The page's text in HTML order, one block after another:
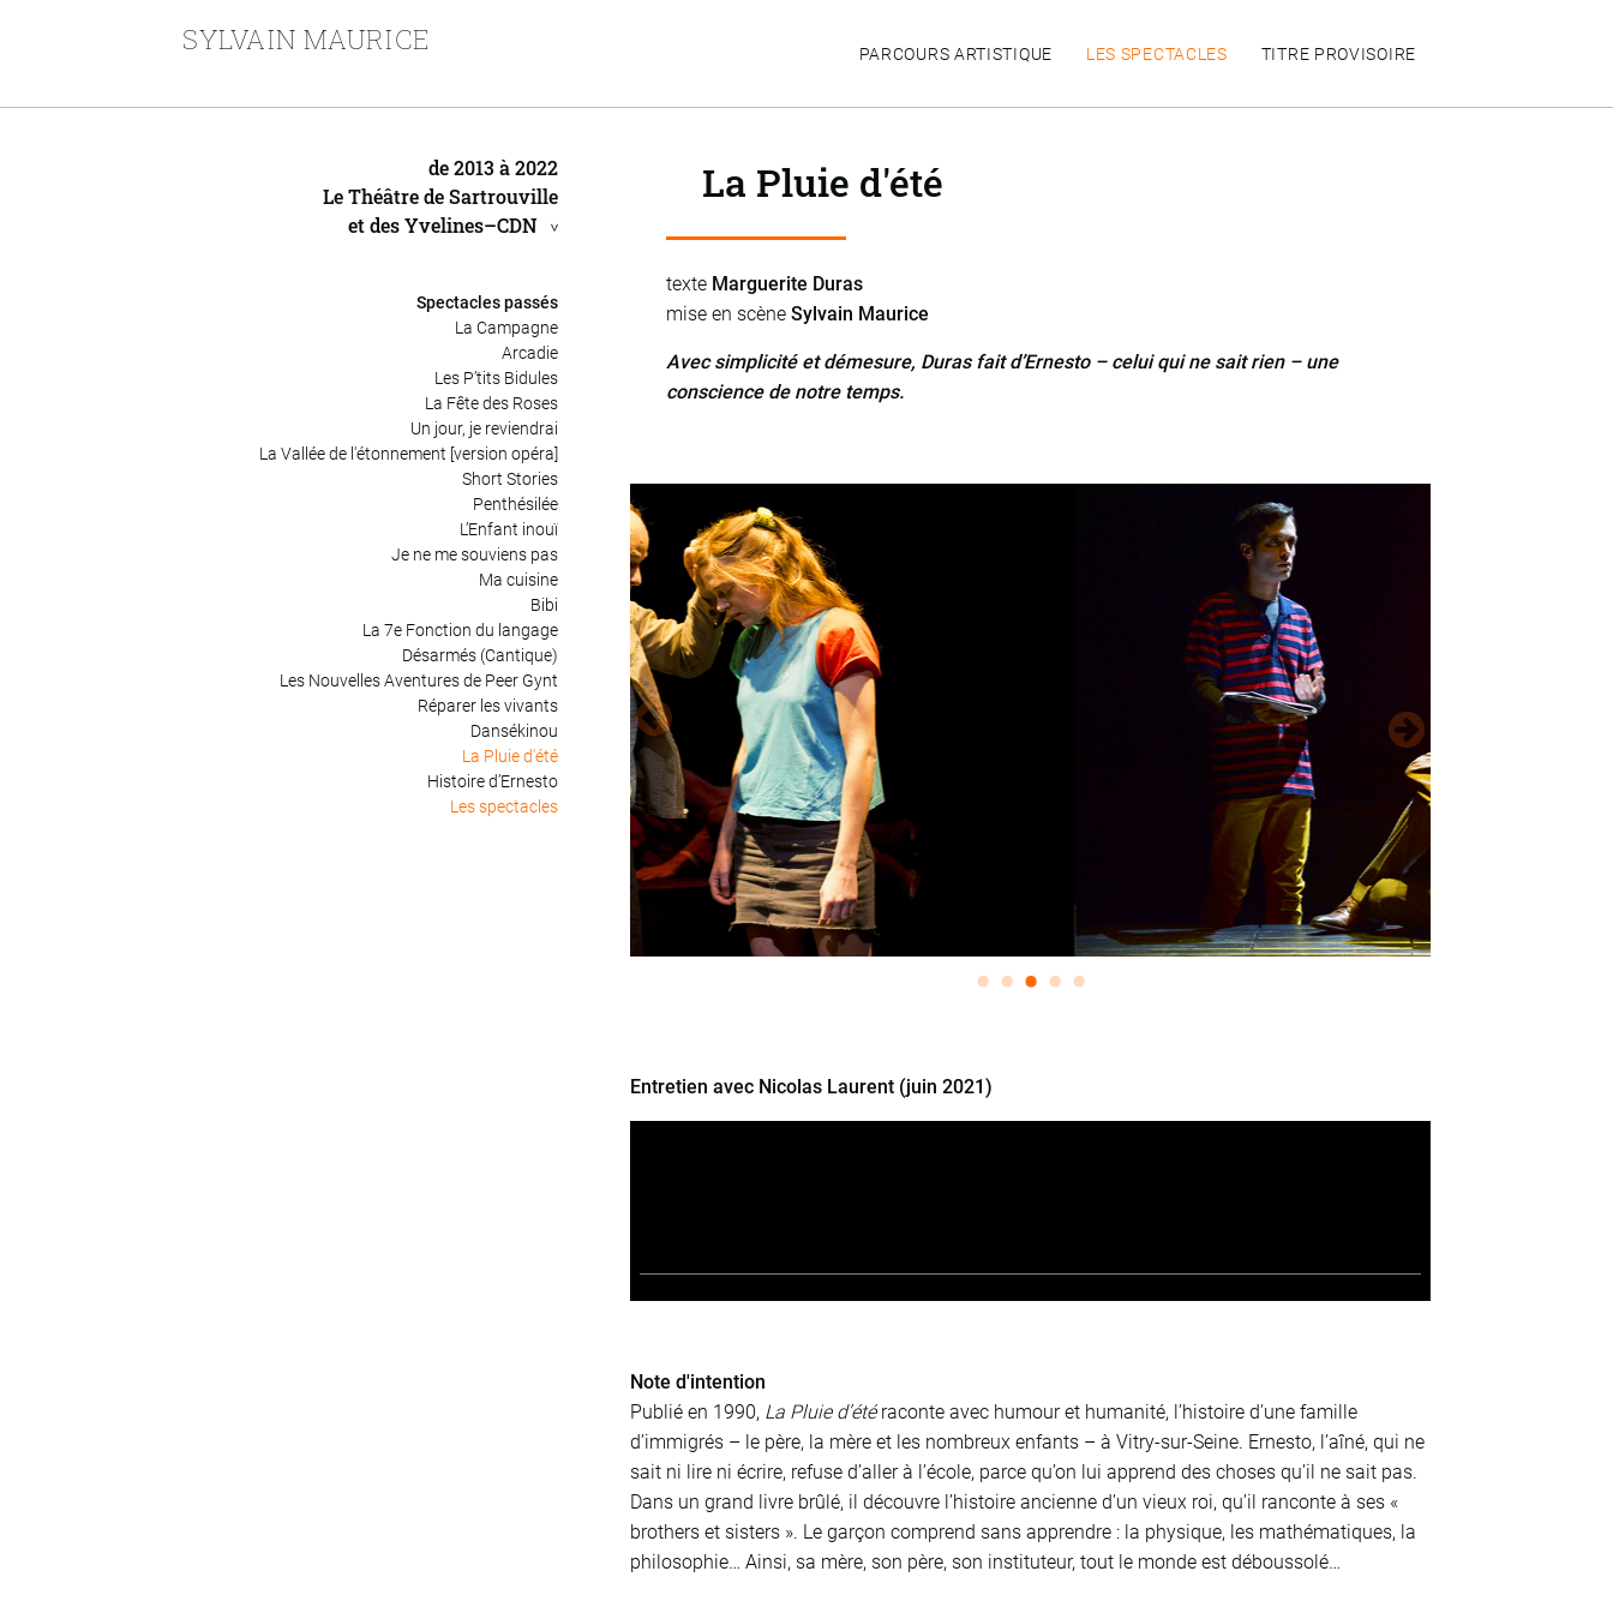
SYLVAIN MAURICE PARCOURS ARTISTIQUE LES SPECTACLES TITRE PROVISOIRE
de 2013 à 2022
Le Théâtre de Sartrouville
et des Yvelines–CDN
>
Spectacles passés
La Campagne
Arcadie
Les P’tits Bidules
La Fête des Roses
Un jour, je reviendrai
La Vallée de l'étonnement [version opéra]
Short Stories
Penthésilée
L’Enfant inouï
Je ne me souviens pas
Ma cuisine
Bibi
La 7e Fonction du langage
Désarmés (Cantique)
Les Nouvelles Aventures de Peer Gynt
Réparer les vivants
Dansékinou
La Pluie d'été
Histoire d’Ernesto
Les spectacles
La Pluie d'été
texte Marguerite Duras
mise en scèneSylvain Maurice
Avec simplicité et démesure, Duras fait d’Ernesto – celui qui ne sait rien – une
conscience de notre temps.
Entretien avec Nicolas Laurent (juin 2021)
Note d'intention
Publié en 1990, La Pluie d’étéraconte avec humour et humanité, l’histoire d’une famille
d’immigrés – le père, la mère et les nombreux enfants – à Vitry-sur-Seine. Ernesto, l’aîné, qui ne
sait ni lire ni écrire, refuse d’aller à l’école, parce qu’on lui apprend des choses qu’il ne sait pas.
Dans un grand livre brûlé, il découvre l’histoire ancienne d’un vieux roi, qu’il ranconte à ses «
brothers et sisters ». Le garçon comprend sans apprendre : la physique, les mathématiques, la
philosophie… Ainsi, sa mère, son père, son instituteur, tout le monde est déboussolé…